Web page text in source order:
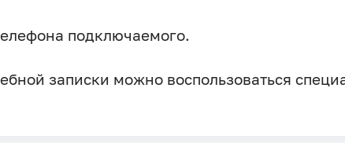
подключаемого.
записки можно воспользоваться